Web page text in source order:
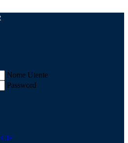
Nome Utente
Password